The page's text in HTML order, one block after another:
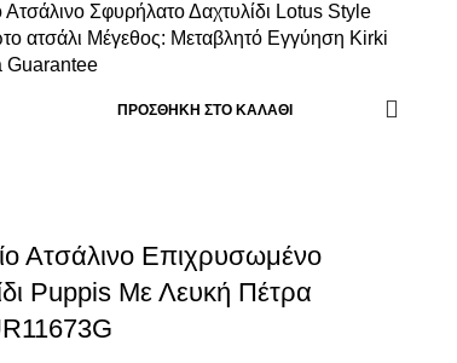
Ατσάλινο Σφυρήλατο Δαχτυλίδι Lotus Style
ατσάλι Μέγεθος: Μεταβλητό Εγγύηση Kirki
Guarantee
ΠΡΟΣΘΉΚΗ ΣΤΟ ΚΑΛΆΘΙ
Ατσάλινο Επιχρυσωμένο
Puppis Με Λευκή Πέτρα